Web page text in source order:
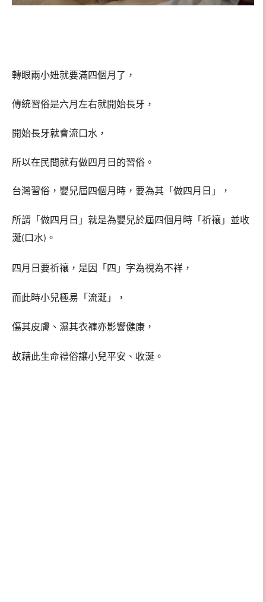
轉眼兩小妞就要滿四個月了，
傳統習俗是六月左右就開始長牙，
開始長牙就會流口水，
所以在民間就有做四月日的習俗。
台灣習俗，嬰兒屆四個月時，要為其「做四月日」，
所謂「做四月日」就是為嬰兒於屆四個月時「祈禳」並收
涎(口水) 。
四月日要祈禳，是因「四」字為視為不祥，
而此時小兒極易「流涎」，
傷其皮膚、濕其衣褲亦影響健康，
故藉此生命禮俗讓小兒平安、收涎。